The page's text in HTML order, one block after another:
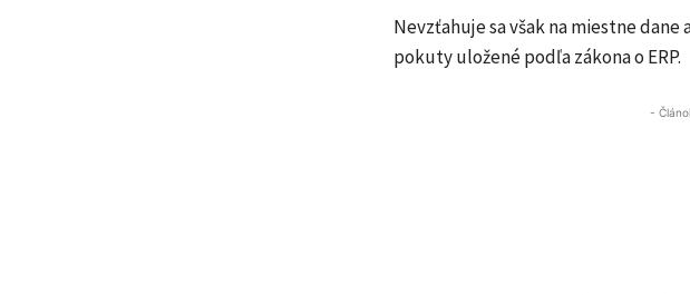
Nevzťahuje sa však na miestne
pokuty uložené podľa zákona o ERP.
-